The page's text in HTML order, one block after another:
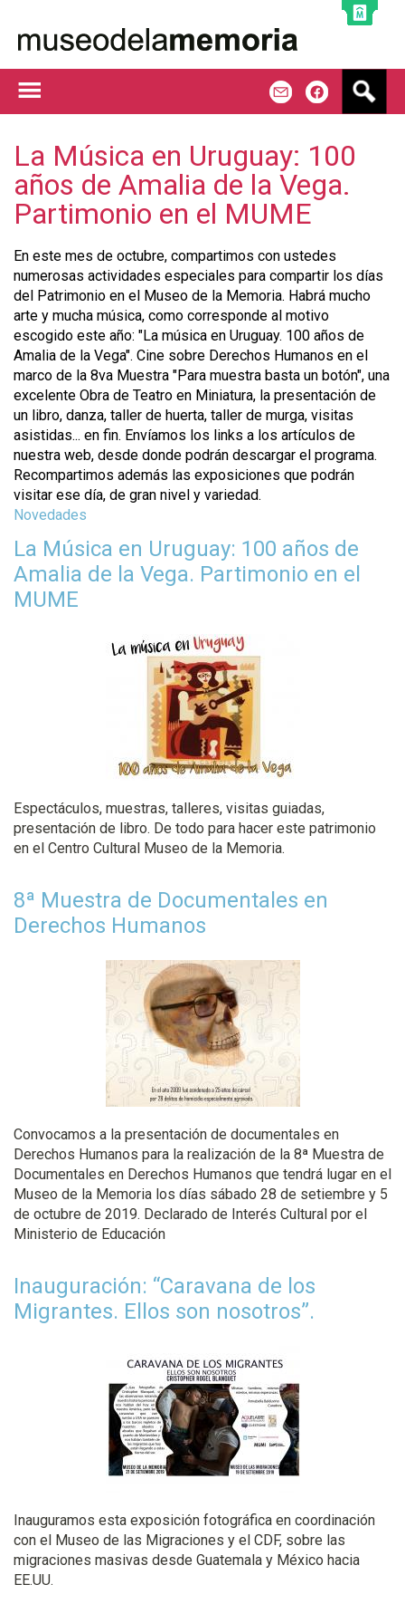
La Música en Uruguay: 100
años de Amalia de la Vega.
Partimonio en el MUME
En este mes de octubre, compartimos con ustedes
numerosas actividades especiales para compartir los días
del Patrimonio en el Museo de la Memoria. Habrá mucho
arte y mucha música, como corresponde al motivo
escogido este año: "La música en Uruguay. 100 años de
Amalia de la Vega". Cine sobre Derechos Humanos en el
marco de la 8va Muestra "Para muestra basta un botón", una
excelente Obra de Teatro en Miniatura, la presentación de
un libro, danza, taller de huerta, taller de murga, visitas
asistidas... en fin. Envíamos los links a los artículos de
nuestra web, desde donde podrán descargar el programa.
Recompartimos además las exposiciones que podrán
visitar ese día, de gran nivel y variedad.
Novedades
La Música en Uruguay: 100 años de
Amalia de la Vega. Partimonio en el
MUME
Espectáculos, muestras, talleres, visitas guiadas,
presentación de libro. De todo para hacer este patrimonio
en el Centro Cultural Museo de la Memoria.
8ª Muestra de Documentales en
Derechos Humanos
Convocamos a la presentación de documentales en
Derechos Humanos para la realización de la 8ª Muestra de
Documentales en Derechos Humanos que tendrá lugar en el
Museo de la Memoria los días sábado 28 de setiembre y 5
de octubre de 2019. Declarado de Interés Cultural por el
Ministerio de Educación
Inauguración: “Caravana de los
Migrantes. Ellos son nosotros”.
Inauguramos esta exposición fotográfica en coordinación
con el Museo de las Migraciones y el CDF, sobre las
migraciones masivas desde Guatemala y México hacia
EE.UU.
s
a